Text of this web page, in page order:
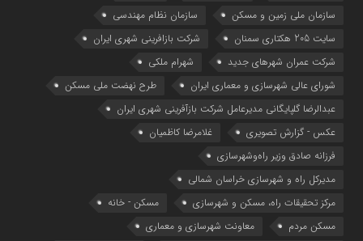
سازمان ملی زمین و مسکن
سازمان نظام مهندسی
سایت 205 هکتاری سمنان
شرکت بازافرینی شهری ایران
شرکت عمران شهرهای جدید
شهرام ملکی
شوراي عالي شهرسازی و معماري ايران
طرح نهضت ملی مسکن
عبدالرضا گلپایگانی مدیرعامل شرکت بازآفرینی شهری ایران
عکس - گزارش تصویری
غلامرضا کاظمیان
فرزانه صادق وزیر راه‌وشهرسازی
مدیرکل راه و شهرسازی خراسان شمالی
مرکز تحقیقات راه، مسکن و شهرسازی
مسکن - خانه
مسکن مردم
معاونت شهرسازي و معماري